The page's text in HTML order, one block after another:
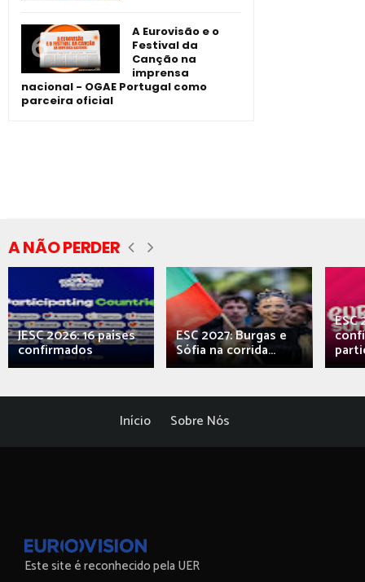
A Eurovisão e o
Festival da
Canção na
imprensa
nacional - OGAE Portugal como
parceira oficial
A NÃO PERDER
JESC 2026: 16 países
confirmados
ESC 2027: Burgas e
Sófia na corrida...
ESC
Início Sobre Nós
Este site é reconhecido pela UER